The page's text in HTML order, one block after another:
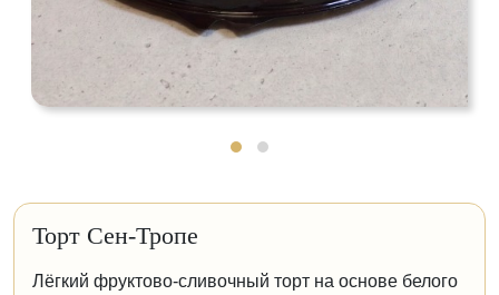
Торт Сен-Тропе
Лёгкий фруктово-сливочный торт на основе белого